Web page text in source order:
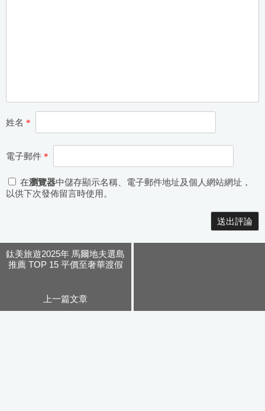
姓名 *
電子郵件 *
在瀏覽器中儲存顯示名稱、電子郵件地址及個人網站網址，
以供下次發佈留言時使用。
鈦美旅遊2025年 馬爾地夫選島
推薦 TOP 15 平價至奢華渡假
上一篇文章